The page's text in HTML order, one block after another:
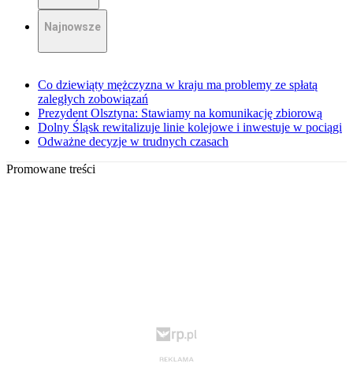
Najnowsze
Co dziewiąty mężczyzna w kraju ma problemy ze spłatą
zaległych zobowiązań
Prezydent Olsztyna: Stawiamy na komunikację zbiorową
Dolny Śląsk rewitalizuje linie kolejowe i inwestuje w pociągi
Odważne decyzje w trudnych czasach
Promowane treści